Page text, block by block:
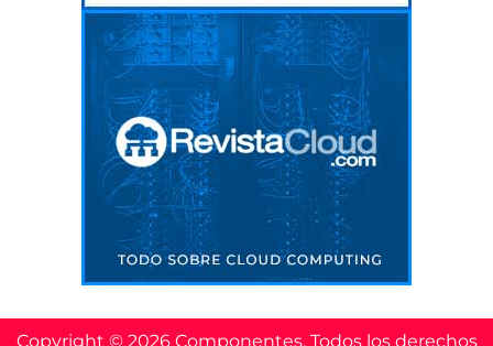
Copyright © 2026 Componentes. Todos los derechos